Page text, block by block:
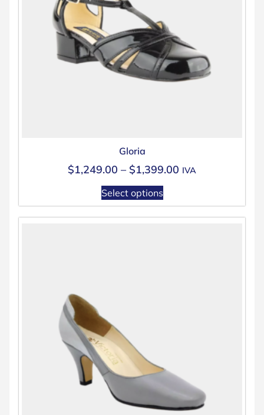
Gloria
$1,249.00 – $1,399.00 IVA
Select options